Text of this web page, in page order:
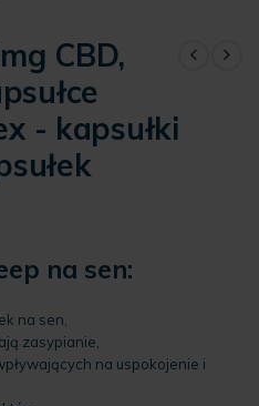
CBD,
- kapsułki
na sen:
na sen,
zasypianie,
na uspokojenie i